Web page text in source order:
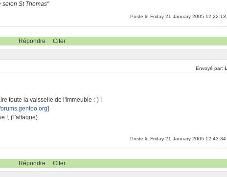
selon St Thomas"
Poste le Friday 21 January 2005 12:22:13
Répondre Citer
Envoyé par:
toute la vaisselle de l'immeuble :-) !
]
!, j'l'attaque).
Poste le Friday 21 January 2005 12:43:34
Répondre Citer